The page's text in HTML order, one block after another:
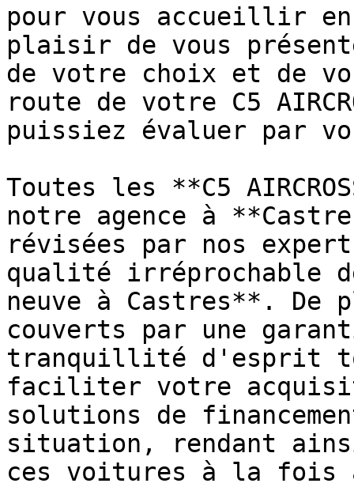
pour vous accueillir
plaisir de vous
de votre choix et de
route de votre C5
puissiez évaluer par
Toutes les **C5
notre agence à
révisées par nos
qualité irréprochable de
neuve à Castres**. De
couverts par une
tranquillité d'esprit
faciliter votre
solutions de
situation, rendant
ces voitures à la fois